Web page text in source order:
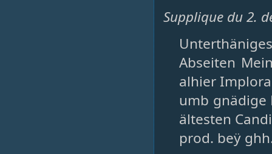
Supplique du 2.
Abseiten
alhier
umb gnädige
ältesten
prod. beÿ